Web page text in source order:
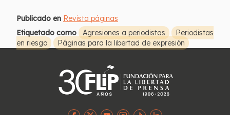
Publicado en Revista páginas
Etiquetado como
Agresiones a periodistas
Periodistas
en riesgo
Páginas para la libertad de expresión